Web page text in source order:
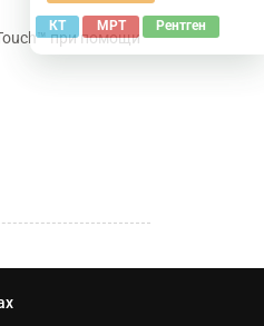
при помощи
КТ МРТ Рентген